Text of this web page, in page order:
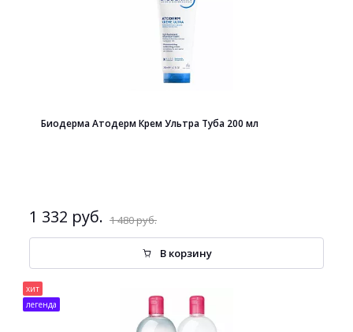
Биодерма Атодерм Крем Ультра Туба 200 мл
1 332 руб. 1 480 руб.
В корзину
хит
легенда